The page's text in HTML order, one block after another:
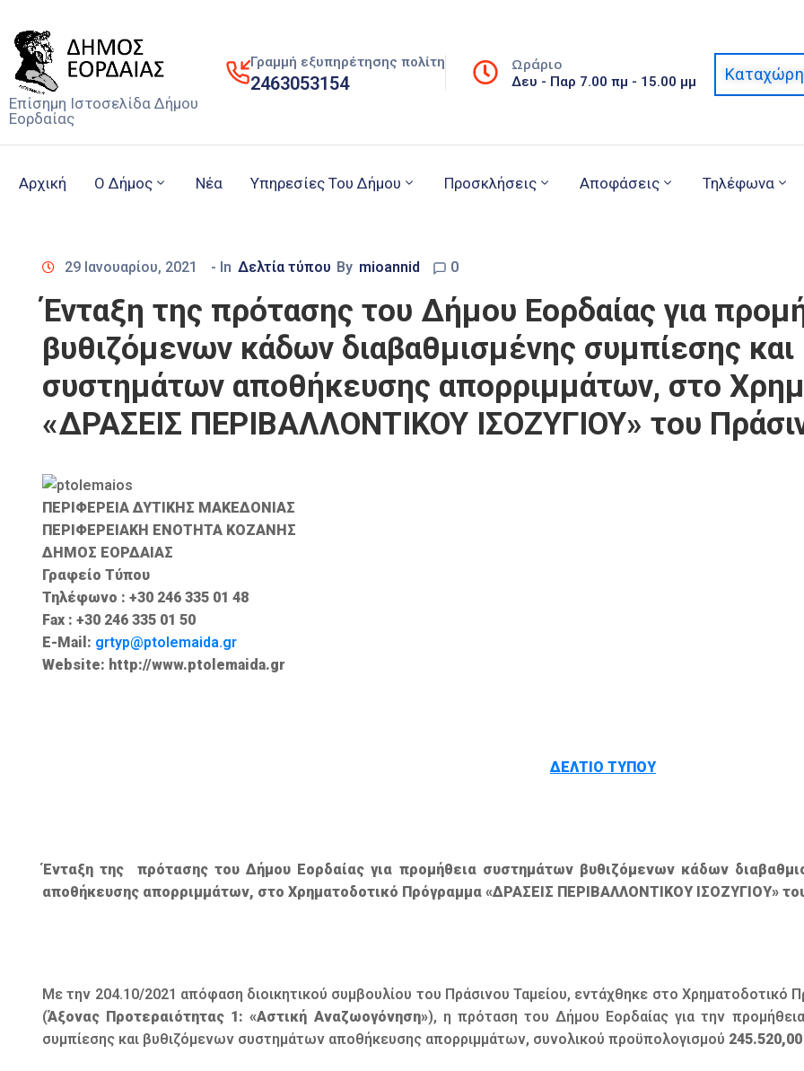
Επίσημη Ιστοσελίδα Δήμου
Εορδαίας
Γραμμή εξυπηρέτησης πολίτη
2463053154
Ωράριο
Δευ - Παρ 7.00 πμ - 15.00 μμ
Αρχική Ο Δήμος Νέα Υπηρεσίες Του Δήμου Προσκλήσεις Αποφάσεις Τηλέφωνα
29 Ιανουαρίου, 2021 - In Δελτία τύπου By mioannid 0
Ένταξη της πρότασης του Δήμου Εορδαίας για
βυθιζόμενων κάδων διαβαθμισμένης συμπίεσης
συστημάτων αποθήκευσης απορριμμάτων, στο
«ΔΡΑΣΕΙΣ ΠΕΡΙΒΑΛΛΟΝΤΙΚΟΥ ΙΣΟΖΥΓΙΟΥ» του
ΠΕΡΙΦΕΡΕΙΑ ΔΥΤΙΚΗΣ ΜΑΚΕΔΟΝΙΑΣ
ΠΕΡΙΦΕΡΕΙΑΚΗ ΕΝΟΤΗΤΑ ΚΟΖΑΝΗΣ
ΔΗΜΟΣ ΕΟΡΔΑΙΑΣ
Γραφείο Τύπου
Τηλέφωνο : +30 246 335 01 48
Fax : +30 246 335 01 50
E-Mail: grtyp@ptolemaida.gr
Website: http://www.ptolemaida.gr
ΔΕΛΤΙΟ ΤΥΠΟΥ
Ένταξη της πρότασης του Δήμου Εορδαίας για προμήθεια συστημάτων βυθιζόμενων κάδων
αποθήκευσης απορριμμάτων, στο Χρηματοδοτικό Πρόγραμμα «ΔΡΑΣΕΙΣ ΠΕΡΙΒΑΛΛΟΝΤΙΚΟΥ ΙΣΟΖΥΓΙΟΥ»
Με την 204.10/2021 απόφαση διοικητικού συμβουλίου του Πράσινου Ταμείου, εντάχθηκε στο Χρηματοδοτικό
(Άξονας Προτεραιότητας 1: «Αστική Αναζωογόνηση»), η πρόταση του Δήμου Εορδαίας για την
συμπίεσης και βυθιζόμενων συστημάτων αποθήκευσης απορριμμάτων, συνολικού προϋπολογισμού